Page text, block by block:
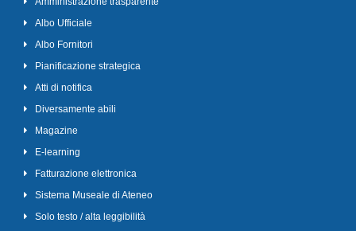
Albo Ufficiale
Albo Fornitori
Pianificazione strategica
Atti di notifica
Diversamente abili
Magazine
E-learning
Fatturazione elettronica
Sistema Museale di Ateneo
Solo testo / alta leggibilità